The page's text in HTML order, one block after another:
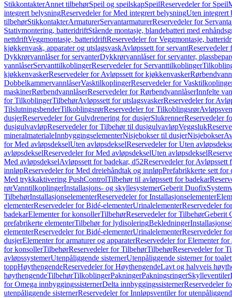
StikkontakterAnnet tilbehørSpeil og speilskapSpeilReservedeler for Speil
integrert belysningReservedeler for Med integrert belysningUten integrert
tilbehørStikkontakterArmaturerServantarmaturerReservedeler for
Stativmontering, batteridriftStående montasje, blandebatteri med
nettdriftVeggmontasje, batteridriftReservedeler for Veggmontasje,
kjøkkenvask, apparater og utslagsvaskAvløpssett for servantReservedeler
Dykkrørvannlåser for servanterDykkrørvannlåser for servanter,
vannlåserServanttilkoblingerReservedeler for Servanttilkoblinger
kjøkkenvaskerReservedeler for Avløpssett for kjøkkenvasker
DobbelkammervannlåserVasktilkoplingerReservedeler for
maskinerRørbendvannlåserReservedeler for RørbendvannlåserInnfelte
for TilkoblingerTilbehørAvløpssett for utslagsvaskerReservedeler for
TilslutningsbenderTilkoblingsrørReservedeler for Tilkoblingsrør
dusjerReservedeler for Gulvdrenering for dusjerSlukrennerReservedeler
dusjgulvavløpReservedeler for Tilbehør til dusjgulvavløpVeggsluk
mineralmaterialeInnbyggingselementerNisjebokser til dusjerNisjebokser
for Med avløpsdekselUten avløpsdekselReservedeler for Uten
avløpsdekselReservedeler for Med avløpsdekselUten avløpsdeksel
Med avløpsdekselAvløpssett for badekar, d52Reservedeler for Avløpssett
innløpReservedeler for Med dreiehåndtak og innløpPrefabrikkerte sett for
Med trykkaktivering PushControlTilbehør til avløpssett for badekar
rørVanntilkoplingerInstallasjons- og skyllesystemerGeberit Duofix
TilbehørInstallasjonselementerReservedeler for Installasjonselementer
elementerReservedeler for Bidé-elementerUrinalelementerReservedeler
badekarElementer for konsollerTilbehørReservedeler for TilbehørGeberit
prefabrikerte elementerTilbehør for lydisoleringBekledninger
elementerReservedeler for Bidé-elementerUrinalelementerReservedeler
dusjerElementer for armaturer og apparaterReservedeler for Elementer for
for konsollerTilbehørReservedeler for TilbehørTilbehørReservedeler for
avløpssystemerUtenpåliggende sisternerUtenpåliggende sisterner for
toppHøythengendeReservedeler for HøythengendeLavt og halvveis
høythengendeTilbehørTilkoblingerPakningerPakningsringerSkylleventiler
for Omega innbyggingssisternerDelta innbyggingssisternerReservedeler
utenpåliggende sisternerReservedeler for Innløpsventiler for